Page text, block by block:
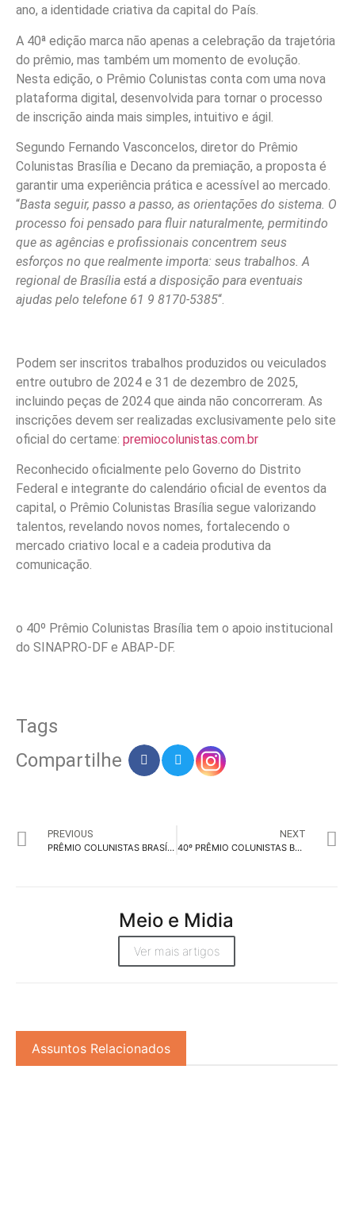
ano, a identidade criativa da capital do País.
A 40ª edição marca não apenas a celebração da trajetória
do prêmio, mas também um momento de evolução.
Nesta edição, o Prêmio Colunistas conta com uma nova
plataforma digital, desenvolvida para tornar o processo
de inscrição ainda mais simples, intuitivo e ágil.
Segundo Fernando Vasconcelos, diretor do Prêmio
Colunistas Brasília e Decano da premiação, a proposta é
garantir uma experiência prática e acessível ao mercado.
“Basta seguir, passo a passo, as orientações do sistema. O
processo foi pensado para fluir naturalmente, permitindo
que as agências e profissionais concentrem seus
esforços no que realmente importa: seus trabalhos. A
regional de Brasília está a disposição para eventuais
ajudas pelo telefone 61 9 8170-5385“.
Podem ser inscritos trabalhos produzidos ou veiculados
entre outubro de 2024 e 31 de dezembro de 2025,
incluindo peças de 2024 que ainda não concorreram. As
inscrições devem ser realizadas exclusivamente pelo site
oficial do certame: premiocolunistas.com.br
Reconhecido oficialmente pelo Governo do Distrito
Federal e integrante do calendário oficial de eventos da
capital, o Prêmio Colunistas Brasília segue valorizando
talentos, revelando novos nomes, fortalecendo o
mercado criativo local e a cadeia produtiva da
comunicação.
o 40º Prêmio Colunistas Brasília tem o apoio institucional
do SINAPRO-DF e ABAP-DF.
Tags
Compartilhe
PREVIOUS
PRÊMIO COLUNISTAS BRASÍLIA: 40 ANOS DE PROTAGONISMO
NEXT
40º PRÊMIO COLUNISTAS BRASÍLIA ENTRA NOS ÚLTIMOS DIAS DE INSCRIÇÃO
Meio e Midia
Ver mais artigos
Assuntos Relacionados